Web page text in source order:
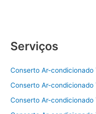
Serviços
Conserto Ar-condicionado
Conserto Ar-condicionado
Conserto Ar-condicionado